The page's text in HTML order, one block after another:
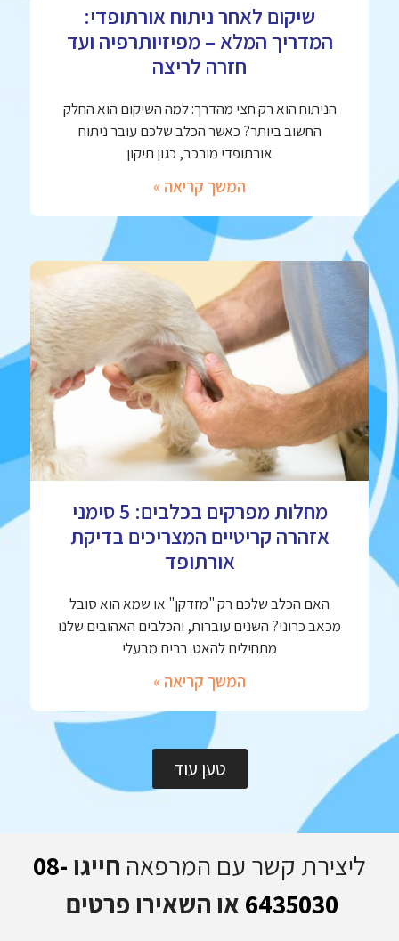
שיקום לאחר ניתוח אורתופדי:
המדריך המלא – מפיזיותרפיה ועד
חזרה לריצה
הניתוח הוא רק חצי מהדרך: למה השיקום הוא החלק
החשוב ביותר? כאשר הכלב שלכם עובר ניתוח
אורתופדי מורכב, כגון תיקון
המשך קריאה »
מחלות מפרקים בכלבים: 5 סימני
אזהרה קריטיים המצריכים בדיקת
אורתופד
האם הכלב שלכם רק "מזדקן" או שמא הוא סובל
מכאב כרוני? השנים עוברות, והכלבים האהובים שלנו
מתחילים להאט. רבים מבעלי
המשך קריאה »
טען עוד
ליצירת קשר עם המרפאה חייגו 08-
6435030 או השאירו פרטים